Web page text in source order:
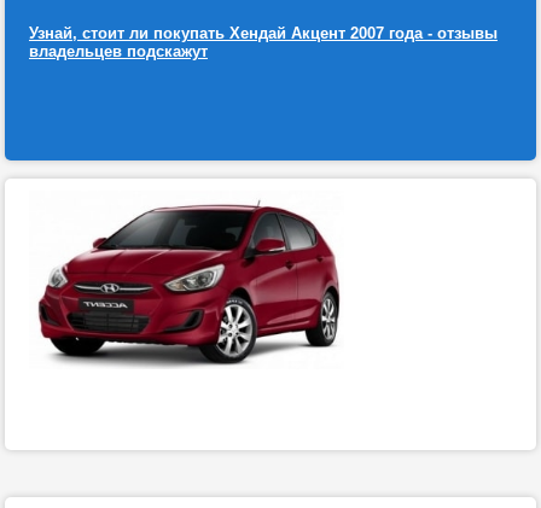
Узнай, стоит ли покупать Хендай Акцент 2007 года - отзывы
владельцев подскажут